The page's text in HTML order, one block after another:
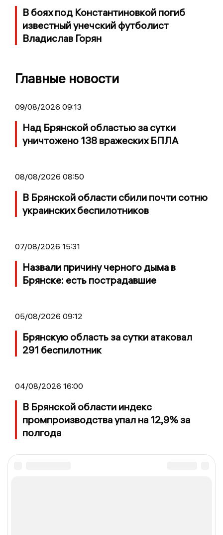
В боях под Константиновкой погиб
известный унечский футболист
Владислав Горян
Главные новости
09/08/2026 09:13
Над Брянской областью за сутки
уничтожено 138 вражеских БПЛА
08/08/2026 08:50
В Брянской области сбили почти сотню
украинских беспилотников
07/08/2026 15:31
Назвали причину черного дыма в
Брянске: есть пострадавшие
05/08/2026 09:12
Брянскую область за сутки атаковал
291 беспилотник
04/08/2026 16:00
В Брянской области индекс
промпроизводства упал на 12,9% за
полгода